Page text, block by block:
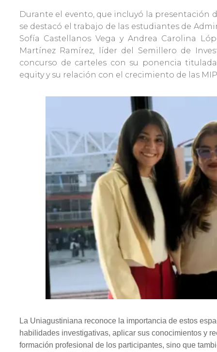
Durante el evento, que incluyó la presentación
se destacó el trabajo de las estudiantes de
Sofía Castellanos Vega y Andrea Carolina
Martínez Ramírez, líder del Semillero de
concurso de carteles con su ponencia
equity y su relación con el crecimiento de las
La Uniagustiniana reconoce la importancia de estos
habilidades investigativas, aplicar sus conocimientos y
formación profesional de los participantes, sino que